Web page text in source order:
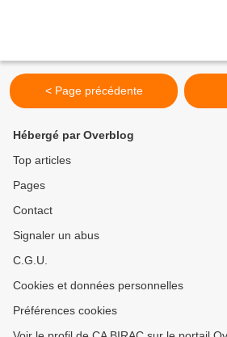
< Page précédente
Hébergé par Overblog
Top articles
Pages
Contact
Signaler un abus
C.G.U.
Cookies et données personnelles
Préférences cookies